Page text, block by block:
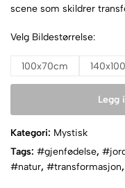
scene som skildrer
Velg Bildestørrelse:
100x70cm
Legg
Kategori: Mystisk
Tags: #gjenfødelse,
#natur, #transformasjon,